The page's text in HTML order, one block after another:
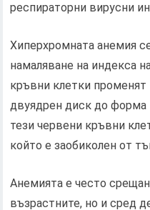
респираторни вирусни
Хиперхромната анемия
намаляване на индекса
кръвни клетки
двуядрен диск до форма
тези червени кръвни
който е заобиколен от
Анемията е често
възрастните, но и сред